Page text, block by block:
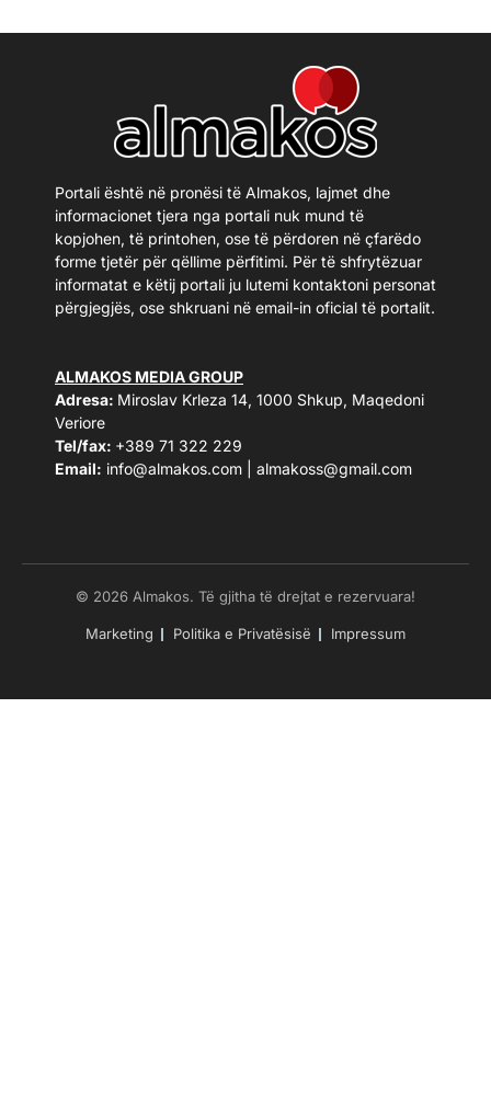
Portali është në pronësi të Almakos, lajmet dhe
informacionet tjera nga portali nuk mund të
kopjohen, të printohen, ose të përdoren në çfarëdo
forme tjetër për qëllime përfitimi. Për të shfrytëzuar
informatat e këtij portali ju lutemi kontaktoni personat
përgjegjës, ose shkruani në email-in oficial të portalit.
ALMAKOS MEDIA GROUP
Adresa: Miroslav Krleza 14, 1000 Shkup, Maqedoni
Veriore
Tel/fax: +389 71 322 229
Email: info@almakos.com almakoss@gmail.com
© 2026 Almakos. Të gjitha të drejtat e rezervuara!
Marketing Politika e Privatësisë Impressum